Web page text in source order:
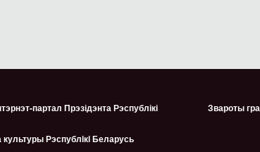
партал Прэзідэнта Рэспублікі
культуры Рэспублiкi Беларусь
Звароты